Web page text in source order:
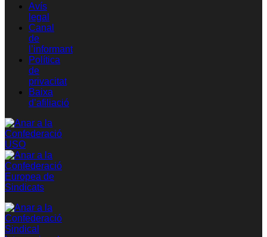
Avís
legal
Canal
de
l’informant
Política
de
privacitat
Baixa
d’afiliació